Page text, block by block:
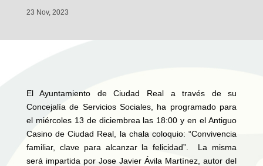
23 Nov, 2023
El Ayuntamiento de Ciudad Real a través de su
Concejalía de Servicios Sociales, ha programado para
el miércoles 13 de diciembrea las 18:00 y en el Antiguo
Casino de Ciudad Real, la chala coloquio: “Convivencia
familiar, clave para alcanzar la felicidad”. La misma
será impartida por Jose Javier Ávila Martínez, autor del